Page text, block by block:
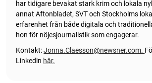
har tidigare bevakat stark krim och lokala
annat Aftonbladet, SVT och Stockholms
erfarenhet från både digitala och
hon för nöjesjournalistik som engagerar.
Kontakt:Jonna.Claesson@newsner.com.
Linkedin här.